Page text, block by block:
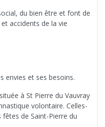
du bien être et font de
accidents de la vie
envies et ses besoins.
à St Pierre du Vauvray
volontaire. Celles-
de Saint-Pierre du